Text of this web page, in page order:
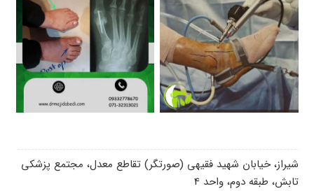
شیراز، خیابان شهید فقیهی (صورتگر) تقاطع معدل، مجتمع پزشکی
تابش، طبقه دوم، واحد 4